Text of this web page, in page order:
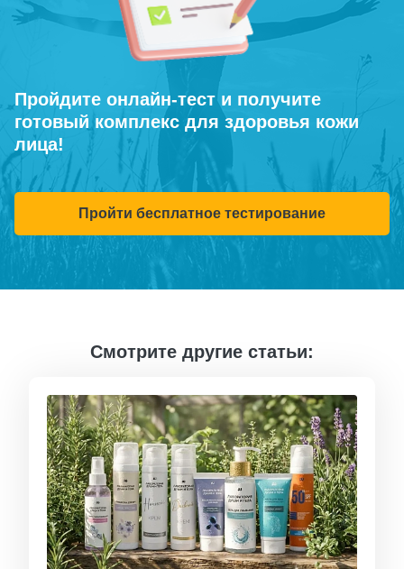
Пройдите онлайн-тест и получите
готовый комплекс для здоровья кожи
лица!
Пройти бесплатное тестирование
Смотрите другие статьи: